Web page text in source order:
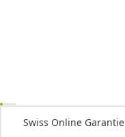
Swiss Online Garantie